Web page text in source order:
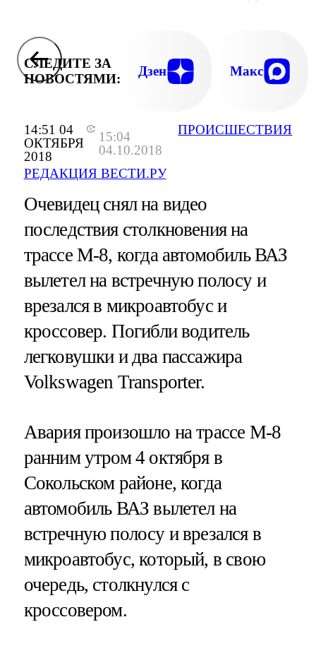
14:51 04
ОКТЯБРЯ
2018
15:04
04.10.2018
РЕДАКЦИЯ ВЕСТИ.РУ
ПРОИСШЕСТВИЯ
СЛЕДИТЕ ЗА
НОВОСТЯМИ:
Дзен Макс
Очевидец снял на видео
последствия столкновения на
трассе М-8, когда автомобиль ВАЗ
вылетел на встречную полосу и
врезался в микроавтобус и
кроссовер. Погибли водитель
легковушки и два пассажира
Volkswagen Transporter.
Авария произошло на трассе М-8
ранним утром 4 октября в
Сокольском районе, когда
автомобиль ВАЗ вылетел на
встречную полосу и врезался в
микроавтобус, который, в свою
очередь, столкнулся с
кроссовером.